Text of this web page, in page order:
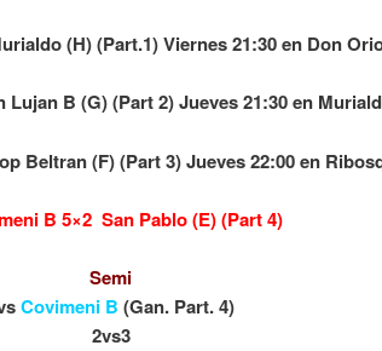
(H) (Part.1) Viernes 21:30 en Don
Lujan B (G) (Part 2) Jueves 21:30 en
Beltran (F) (Part 3) Jueves 22:00 en
B 5×2 San Pablo (E) (Part 4)
Semi
Covimeni B (Gan. Part. 4)
2vs3